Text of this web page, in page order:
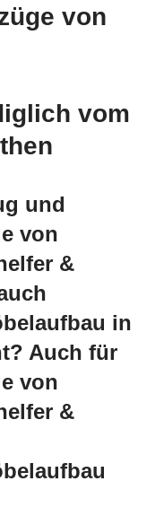
von
vom
und
von
&
in
Auch für
von
&